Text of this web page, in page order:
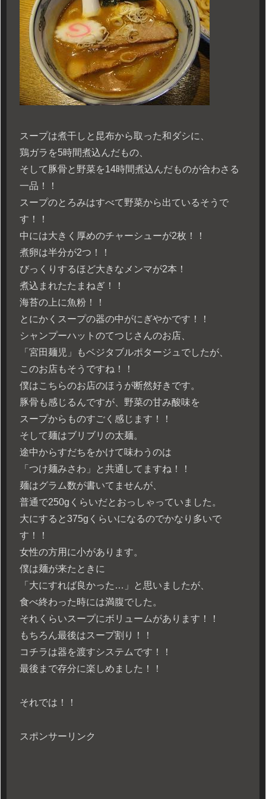
スープは煮干しと昆布から取った和ダシに、
鶏ガラを5時間煮込んだもの、
そして豚骨と野菜を14時間煮込んだものが合わさる
一品！！
スープのとろみはすべて野菜から出ているそうで
す！！
中には大きく厚めのチャーシューが2枚！！
煮卵は半分が2つ！！
びっくりするほど大きなメンマが2本！
煮込まれたたまねぎ！！
海苔の上に魚粉！！
とにかくスープの器の中がにぎやかです！！
シャンプーハットのてつじさんのお店、
「宮田麺児」もベジタブルポタージュでしたが、
このお店もそうですね！！
僕はこちらのお店のほうが断然好きです。
豚骨も感じるんですが、野菜の甘み酸味を
スープからものすごく感じます！！
そして麺はブリブリの太麺。
途中からすだちをかけて味わうのは
「つけ麺みさわ」と共通してますね！！
麺はグラム数が書いてませんが、
普通で250gくらいだとおっしゃっていました。
大にすると375gくらいになるのでかなり多いで
す！！
女性の方用に小があります。
僕は麺が来たときに
「大にすれば良かった…」と思いましたが、
食べ終わった時には満腹でした。
それくらいスープにボリュームがあります！！
もちろん最後はスープ割り！！
コチラは器を渡すシステムです！！
最後まで存分に楽しめました！！
それでは！！
スポンサーリンク